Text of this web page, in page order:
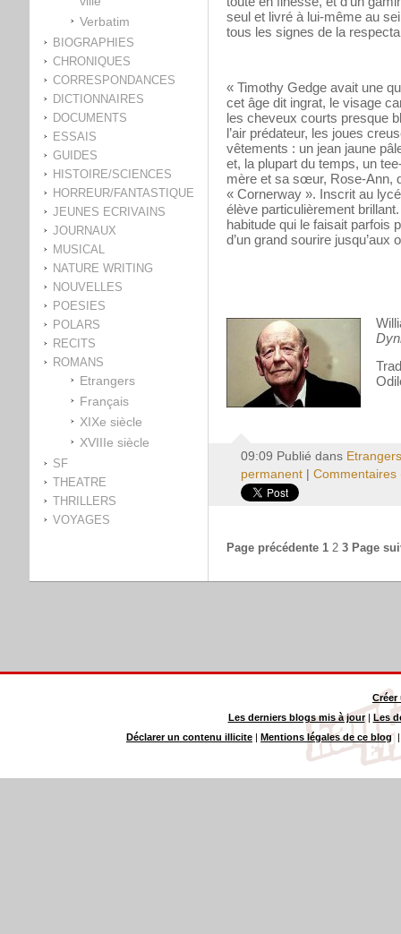
Verbatim
BIOGRAPHIES
CHRONIQUES
CORRESPONDANCES
DICTIONNAIRES
DOCUMENTS
ESSAIS
GUIDES
HISTOIRE/SCIENCES
HORREUR/FANTASTIQUE
JEUNES ECRIVAINS
JOURNAUX
MUSICAL
NATURE WRITING
NOUVELLES
POESIES
POLARS
RECITS
ROMANS
Etrangers
Français
XIXe siècle
XVIIIe siècle
SF
THEATRE
THRILLERS
VOYAGES
seul et livré à lui-même au
tous les signes de la
« Timothy Gedge avait une
cet âge dit ingrat, le visage
les cheveux courts presque
l’air prédateur, les joues
vêtements : un jean jaune
et, la plupart du temps, un
mère et sa sœur, Rose-Ann,
« Cornerway ». Inscrit au
élève particulièrement
habitude qui le faisait parfois
d’un grand sourire jusqu’aux
09:09 Publié dans Etrangers
permanent| Commentaires
Page précédente 1 2 3 Page
Créer
Les derniers blogs mis à jour| Les
Déclarer un contenu illicite | Mentions légales de ce blog